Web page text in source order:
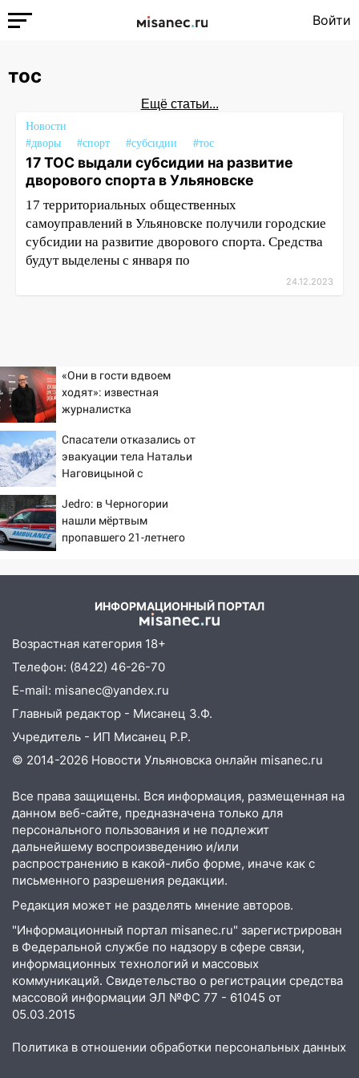
Войти
тос
Ещё статьи...
Новости
#дворы
#спорт #субсидии #тос
17 ТОС выдали субсидии на развитие
дворового спорта в Ульяновске
17 территориальных общественных
самоуправлений в Ульяновске получили городские
субсидии на развитие дворового спорта. Средства
будут выделены с января по
24.12.2023
«Они в гости вдвоем
ходят»: известная
журналистка
Бондарчука и Исаковой
Спасатели отказались от
эвакуации тела Натальи
Наговицыной с
Jedro: в Черногории
нашли мёртвым
пропавшего 21-летнего
ИНФОРМАЦИОННЫЙ ПОРТАЛ
Возрастная категория 18+
Телефон: (8422) 46-26-70
E-mail: misanec@yandex.ru
Главный редактор - Мисанец З.Ф.
Учредитель - ИП Мисанец Р.Р.
© 2014-2026 Новости Ульяновска онлайн misanec.ru
Все права защищены. Вся информация, размещенная на
данном веб-сайте, предназначена только для
персонального пользования и не подлежит
дальнейшему воспроизведению и/или
распространению в какой-либо форме, иначе как с
письменного разрешения редакции.
Редакция может не разделять мнение авторов.
"Информационный портал misanec.ru" зарегистрирован
в Федеральной службе по надзору в сфере связи,
информационных технологий и массовых
коммуникаций. Свидетельство о регистрации средства
массовой информации ЭЛ №ФС 77 - 61045 от
05.03.2015
Политика в отношении обработки персональных данных